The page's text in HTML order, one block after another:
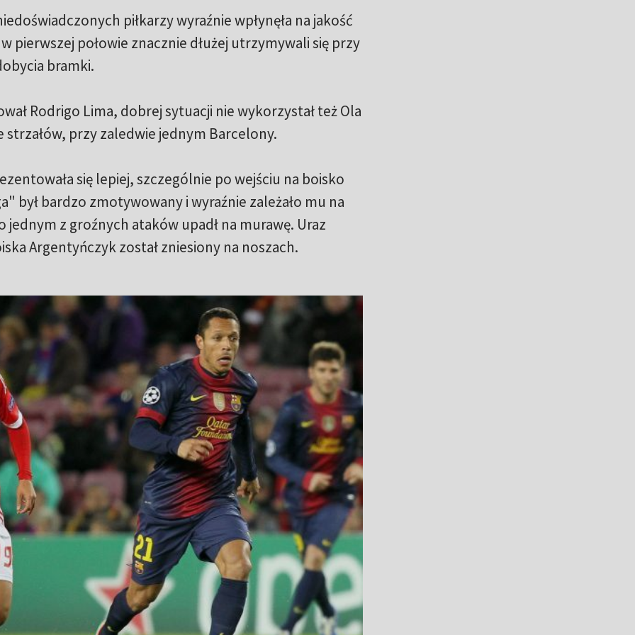
piłkarzy wyraźnie wpłynęła na jakość
pierwszej połowie znacznie dłużej utrzymywali się przy
bramki.
Rodrigo Lima, dobrej sytuacji nie wykorzystał też Ola
strzałów, przy zaledwie jednym Barcelony.
się lepiej, szczególnie po wejściu na boisko
był bardzo zmotywowany i wyraźnie zależało mu na
z groźnych ataków upadł na murawę. Uraz
Argentyńczyk został zniesiony na noszach.